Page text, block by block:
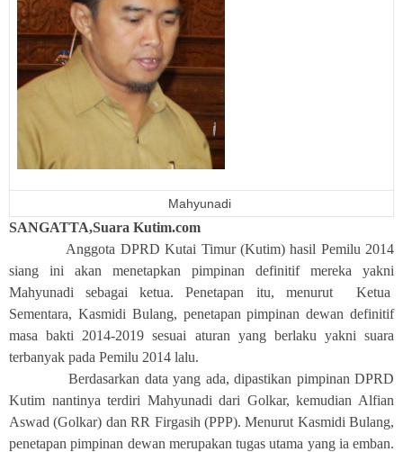
Mahyunadi
SANGATTA,Suara Kutim.com
Anggota DPRD Kutai Timur (Kutim) hasil Pemilu 2014
siang ini akan menetapkan pimpinan definitif mereka yakni
Mahyunadi sebagai ketua. Penetapan itu, menurut Ketua
Sementara, Kasmidi Bulang, penetapan pimpinan dewan definitif
masa bakti 2014-2019 sesuai aturan yang berlaku yakni suara
terbanyak pada Pemilu 2014 lalu.
Berdasarkan data yang ada, dipastikan pimpinan DPRD
Kutim nantinya terdiri Mahyunadi dari Golkar, kemudian Alfian
Aswad (Golkar) dan RR Firgasih (PPP). Menurut Kasmidi Bulang,
penetapan pimpinan dewan merupakan tugas utama yang ia emban.